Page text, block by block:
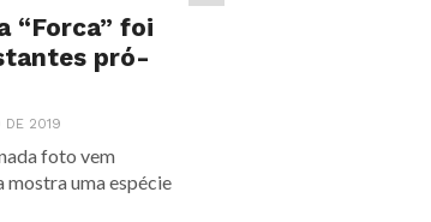
“Forca” foi
pró-
DE 2019
foto vem
mostra uma espécie